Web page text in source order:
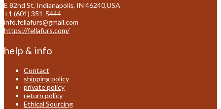
E 82nd St, Indianapolis, IN 46240,USA
+1 (601) 351-5444
info.fellafurs@gmail.com
https://fellafurs.com/
help & info
Contact
shipping policy
private policy
return policy
Ethical Sourcing